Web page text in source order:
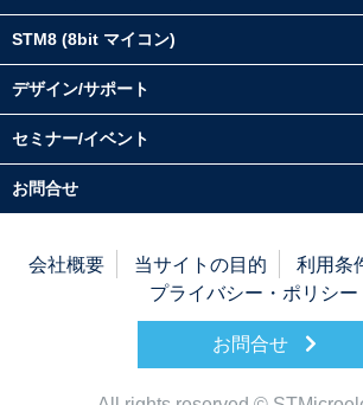
STM8 (8bit マイコン)
デザイン/サポート
セミナー/イベント
お問合せ
お問合せ
会社概要 当サイトの目的 利用条
プライバシー・ポリシー